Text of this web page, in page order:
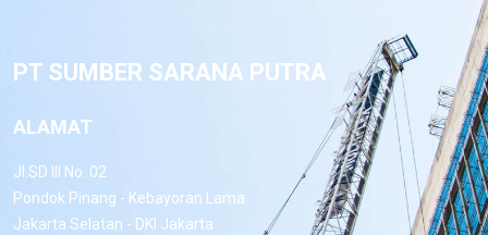
PT SUMBER SARANA PUTRA
ALAMAT
Jl.SD III No. 02
Pondok Pinang - Kebayoran Lama
Jakarta Selatan - DKI Jakarta